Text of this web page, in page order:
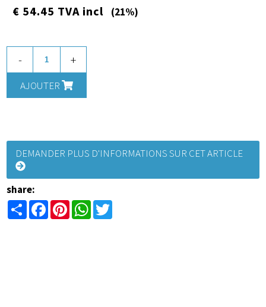
€ 54.45 TVA incl (21%)
- +
AJOUTER
DEMANDER PLUS D'INFORMATIONS SUR CET ARTICLE
share:
ShareFacebookPinterestWhatsApp